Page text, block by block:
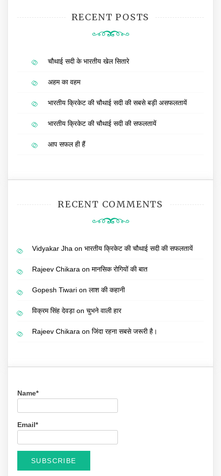
RECENT POSTS
चौथाई सदी के भारतीय खेल सितारे
अहम का वहम
भारतीय क्रिकेट की चौथाई सदी की सबसे बड़ी असफलतायें
भारतीय क्रिकेट की चौथाई सदी की सफलतायें
आप सफल ही हैं
RECENT COMMENTS
Vidyakar Jha on भारतीय क्रिकेट की चौथाई सदी की सफलतायें
Rajeev Chikara on मानसिक रोगियों की बात
Gopesh Tiwari on लाश की कहानी
विक्रम सिंह देवड़ाon चुभने वाली हार
Rajeev Chikara on जिंदा रहना सबसे जरूरी है।
Name*
Email*